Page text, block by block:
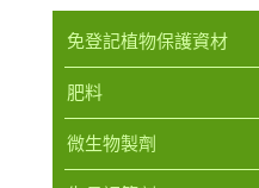
免登記植物保護資材
肥料
微生物製劑